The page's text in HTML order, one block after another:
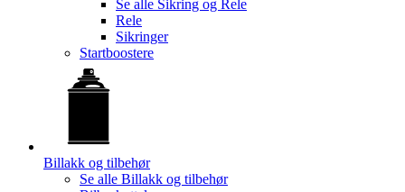
Se alle Sikring og Rele
Rele
Sikringer
Startboostere
Billakk og tilbehør
Se alle Billakk og tilbehør